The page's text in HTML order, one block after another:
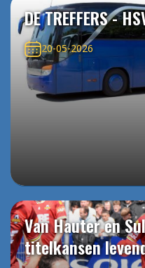
DE TREFFERS -
20-05-2026
Van Hauter en
titelkansen